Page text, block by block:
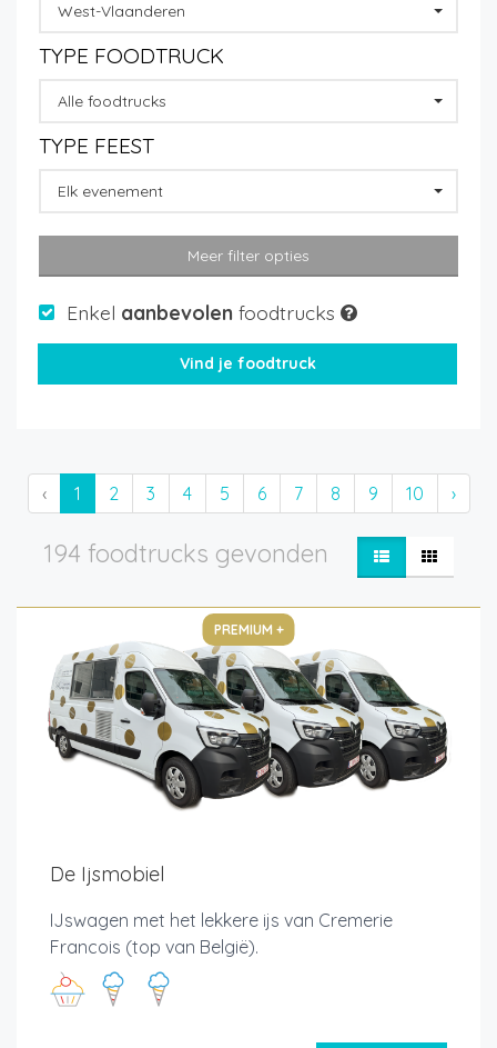
West-Vlaanderen
TYPE FOODTRUCK
Alle foodtrucks
TYPE FEEST
Elk evenement
Meer filter opties
Enkel aanbevolen foodtrucks
‹ 1 2 3 4 5 6 7 8 9 10 ›
194 foodtrucks gevonden
PREMIUM +
De Ijsmobiel
IJswagen met het lekkere ijs van Cremerie
Francois (top van België).